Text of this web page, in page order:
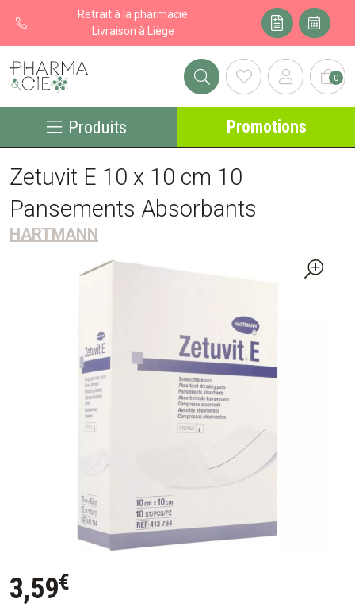
Retrait à la pharmacie
Livraison à Liège
Pharma&cie - Pharmacie des Franchises Votre export 0
Produits Promotions
Zetuvit E 10 x 10 cm 10
Pansements Absorbants
HARTMANN
3,59€